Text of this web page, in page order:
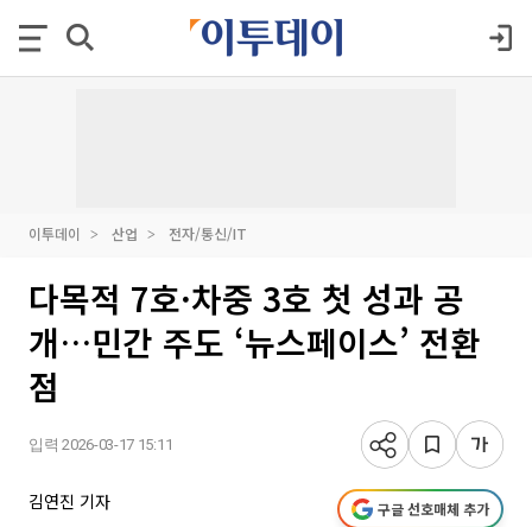
이투데이 산업 전자/통신/IT
다목적 7호·차중 3호 첫 성과 공
개…민간 주도 ‘뉴스페이스’ 전환
점
입력 2026-03-17 15:11
김연진 기자 구글 선호매체 추가